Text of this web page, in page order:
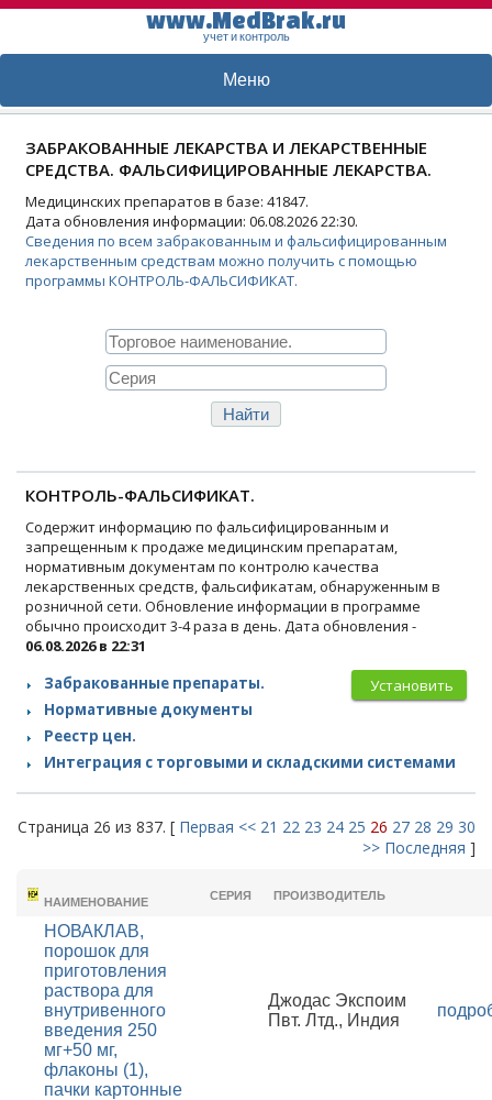
www.MedBrak.ru
учет и контроль
Меню
ЗАБРАКОВАННЫЕ ЛЕКАРСТВА И ЛЕКАРСТВЕННЫЕ
СРЕДСТВА. ФАЛЬСИФИЦИРОВАННЫЕ ЛЕКАРСТВА.
Медицинских препаратов в базе: 41847.
Дата обновления информации: 06.08.2026 22:30.
Сведения по всем забракованным и фальсифицированным
лекарственным средствам можно получить с помощью
программы КОНТРОЛЬ-ФАЛЬСИФИКАТ.
КОНТРОЛЬ-ФАЛЬСИФИКАТ.
Содержит информацию по фальсифицированным и
запрещенным к продаже медицинским препаратам,
нормативным документам по контролю качества
лекарственных средств, фальсификатам, обнаруженным в
розничной сети. Обновление информации в программе
обычно происходит 3-4 раза в день. Дата обновления -
06.08.2026 в 22:31
Установить
Забракованные препараты.
Нормативные документы
Реестр цен.
Интеграция с торговыми и складскими системами
Страница 26 из 837. [ Первая << 21 22 23 24 25 26 27 28 29 30
>> Последняя ]
НАИМЕНОВАНИЕ
СЕРИЯ ПРОИЗВОДИТЕЛЬ
НОВАКЛАВ,
порошок для
приготовления
раствора для
внутривенного
введения 250
мг+50 мг,
флаконы (1),
пачки картонные
Джодас Экспоим
Пвт. Лтд., Индия